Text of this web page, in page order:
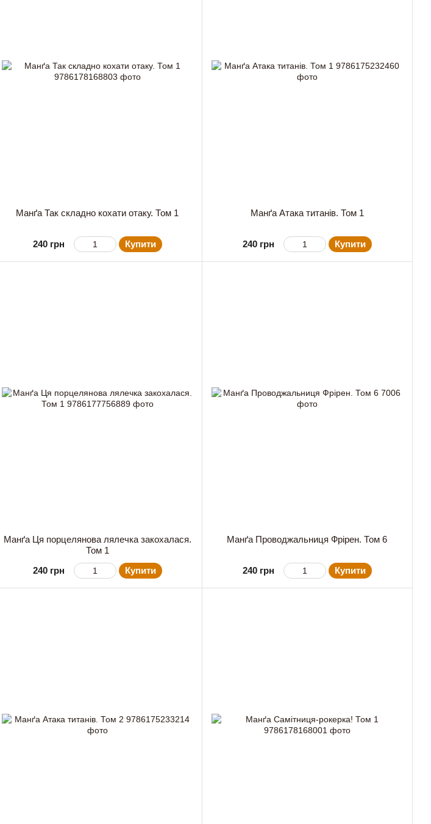
Манґа Так складно кохати отаку. Том 1
240 грн Купити
Манґа Атака титанів. Том 1
240 грн Купити
Манґа Ця порцелянова лялечка закохалася.
Том 1
240 грн
Купити
Манґа Проводжальниця Фрірен. Том 6
240 грн Купити